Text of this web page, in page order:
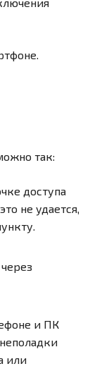
так:
доступа
не удается,
и ПК
или